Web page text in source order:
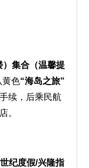
集合（温馨提
黄色“海岛之旅”
续，后乘民航
。
纪度假/兴隆指